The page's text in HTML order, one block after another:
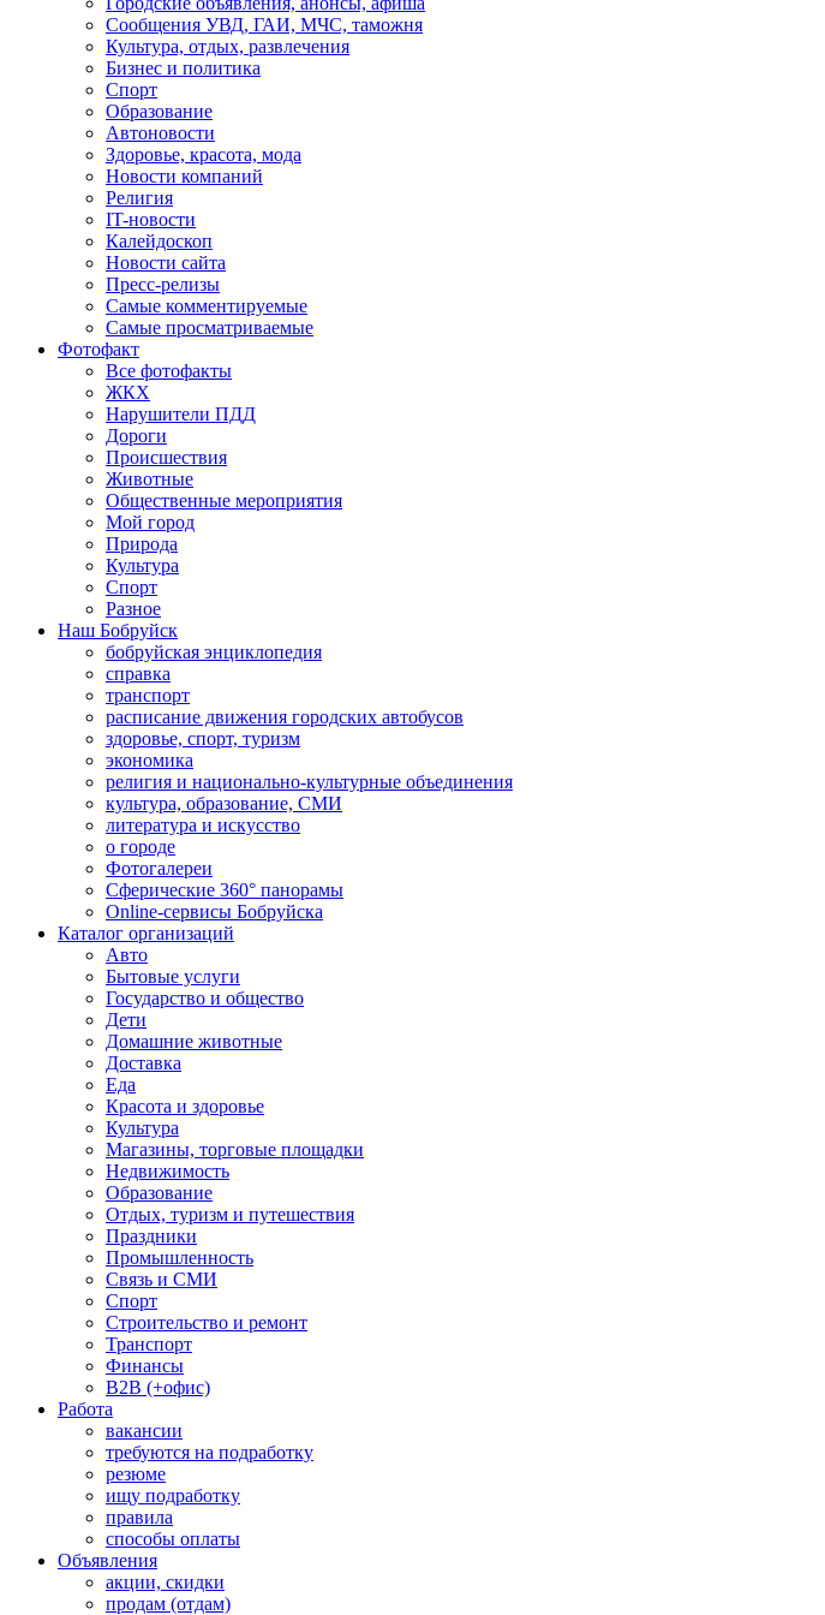
Сообщения УВД, ГАИ, МЧС, таможня
Культура, отдых, развлечения
Бизнес и политика
Спорт
Образование
Автоновости
Здоровье, красота, мода
Новости компаний
Религия
IT-новости
Калейдоскоп
Новости сайта
Пресс-релизы
Самые комментируемые
Самые просматриваемые
Фотофакт
Все фотофакты
ЖКХ
Нарушители ПДД
Дороги
Происшествия
Животные
Общественные мероприятия
Мой город
Природа
Культура
Спорт
Разное
Наш Бобруйск
бобруйская энциклопедия
справка
транспорт
расписание движения городских автобусов
здоровье, спорт, туризм
экономика
религия и национально-культурные объединения
культура, образование, СМИ
литература и искусство
о городе
Фотогалереи
Сферические 360° панорамы
Online-сервисы Бобруйска
Каталог организаций
Авто
Бытовые услуги
Государство и общество
Дети
Домашние животные
Доставка
Еда
Красота и здоровье
Культура
Магазины, торговые площадки
Недвижимость
Образование
Отдых, туризм и путешествия
Праздники
Промышленность
Связь и СМИ
Спорт
Строительство и ремонт
Транспорт
Финансы
B2B (+офис)
Работа
вакансии
требуются на подработку
резюме
ищу подработку
правила
способы оплаты
Объявления
акции, скидки
продам (отдам)